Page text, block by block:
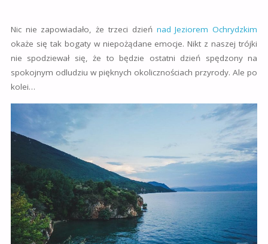
Nic nie zapowiadało, że trzeci dzień nad Jeziorem Ochrydzkim
okaże się tak bogaty w niepożądane emocje. Nikt z naszej trójki
nie spodziewał się, że to będzie ostatni dzień spędzony na
spokojnym odludziu w pięknych okolicznościach przyrody. Ale po
kolei…